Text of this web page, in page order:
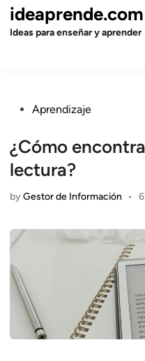
Skip
content
ideaprende.com
Ideas para enseñar y aprender
PostedAprendizaje
¿Cómo
lectura?
byGestor de Información •